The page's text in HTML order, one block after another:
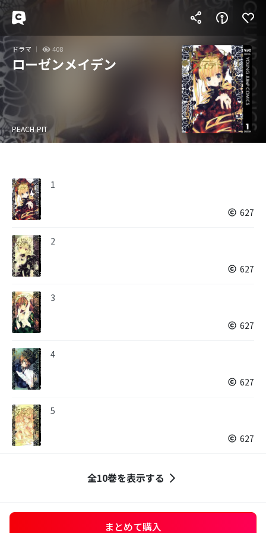
ドラマ 408
ローゼンメイデン
PEACH-PIT
1
627
2
627
3
627
4
627
5
627
全10巻を表示する
まとめて購入